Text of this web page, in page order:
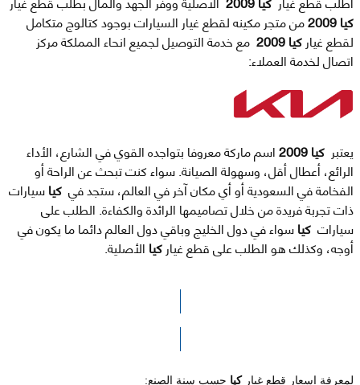
كيا 2009
من متجر مكينه لقطع غيار السيارات بوجود كتالوج متكامل
لقطع غيار كيا 2009
مع خدمة التوصيل لجميع انحاء المملكة مركز
اتصال لخدمة العملاء:
يعتبر كيا 2009
اسم ماركة معروفا بتواجده القوي في الشارع، الأداء
الرائع، أعطال أقل، وسهولة الصيانة. سواء كنت تبحث عن الراحة أو
الفخامة في السعودية أو أي مكان آخر في العالم، ستجد في كياسيارات
ذات تجربة فريدة من خلال تصاميمها الرائدة والكفاءة. الطلب على
سيارات كياسواء في دول الخليج وباقي دول العالم دائما ما يكون في
أوجه، وكذلك هو الطلب على قطع غياركيا الأصلية.
الرجاء الضغط هنا للوصول لصفحة البحث
لمعرفة اسعار قطع غياركيا حسب سنة الصنع: